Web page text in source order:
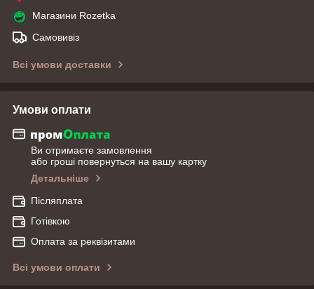
Магазини Rozetka
Самовивіз
Всі умови доставки
Умови оплати
Ви отримаєте замовлення
або гроші повернуться на вашу картку
Детальніше
Післяплата
Готівкою
Оплата за реквізитами
Всі умови оплати